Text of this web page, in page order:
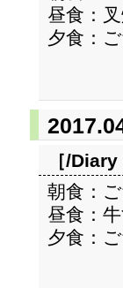
昼食：
夕食：
［/Diary
朝食：
昼食：
夕食：